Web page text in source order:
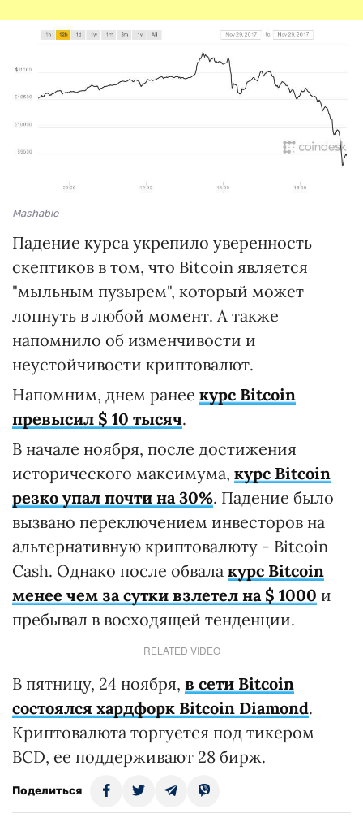
Mashable
Падение курса укрепило уверенность
скептиков в том, что Bitcoin является
"мыльным пузырем", который может
лопнуть в любой момент. А также
напомнило об изменчивости и
неустойчивости криптовалют.
Напомним, днем ранее курс Bitcoin
превысил $ 10 тысяч.
В начале ноября, после достижения
исторического максимума, курс Bitcoin
резко упал почти на 30%. Падение было
вызвано переключением инвесторов на
альтернативную криптовалюту - Bitcoin
Cash. Однако после обвала курс Bitcoin
менее чем за сутки взлетел на $ 1000 и
пребывал в восходящей тенденции.
RELATED VIDEO
В пятницу, 24 ноября, в сети Bitcoin
состоялся хардфорк Bitcoin Diamond.
Криптовалюта торгуется под тикером
BCD, ее поддерживают 28 бирж.
Поделиться